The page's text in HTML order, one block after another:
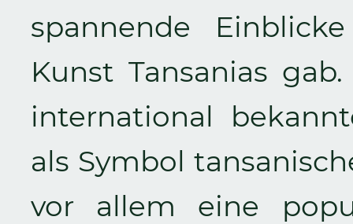
spannende
Kunst Tansanias
international
als Symbol
vor allem eine